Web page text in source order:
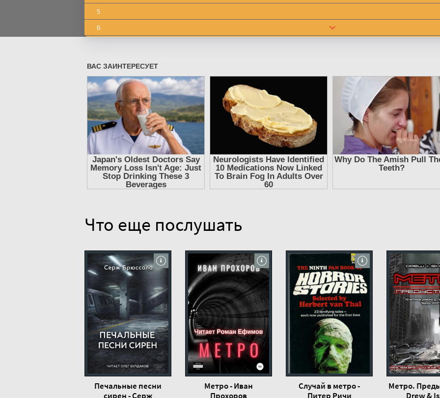
5
6
9
10
11
12
14
Что еще послушать
Печальные песни
сирен - Серж
Метро - Иван
Прохоров
Случай в метро -
Питер Ричи
Метро.
Drew &